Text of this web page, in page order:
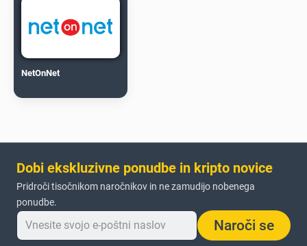
NetOnNet
Dobi ekskluzivne ponudbe in kripto novice
Pridroči tisočnikom naročnikov in ne zamudijo nobenega
ponudbe.
Naroči se